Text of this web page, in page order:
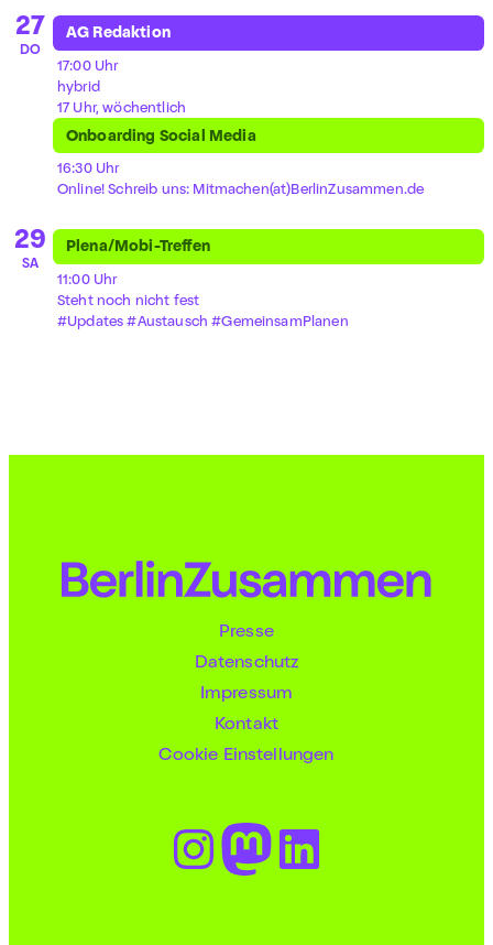
27
DO
AG Redaktion
17:00 Uhr
hybrid
17 Uhr, wöchentlich
Onboarding Social Media
16:30 Uhr
Online! Schreib uns: Mitmachen(at)BerlinZusammen.de
29
SA
Plena/Mobi-Treffen
11:00 Uhr
Steht noch nicht fest
#Updates #Austausch #GemeinsamPlanen
Presse
Datenschutz
Impressum
Kontakt
Cookie Einstellungen
Instagram
Mastodon
LinkedIn